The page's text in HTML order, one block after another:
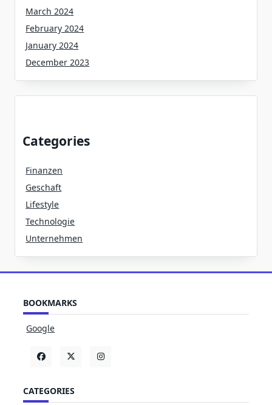
March 2024
February 2024
January 2024
December 2023
Categories
Finanzen
Geschaft
Lifestyle
Technologie
Unternehmen
BOOKMARKS
Google
CATEGORIES